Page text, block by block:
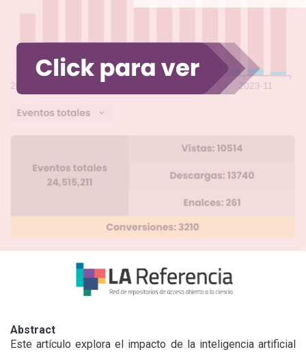
Abstract
Este artículo explora el impacto de la inteligencia artificial